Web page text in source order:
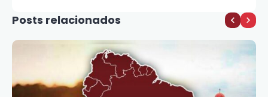
Posts relacionados